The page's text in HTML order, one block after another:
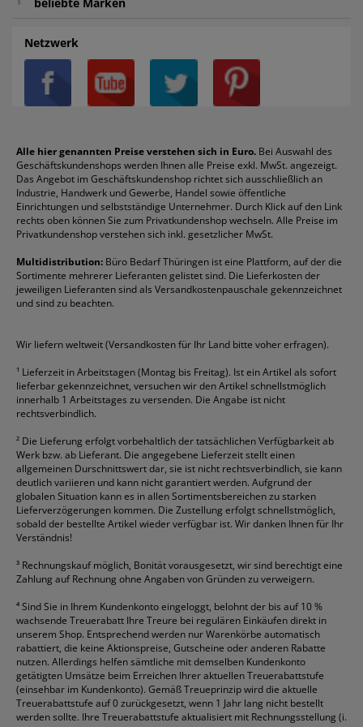
AGB
Datenschutz
Privatsphäre-Einstellungen
Über uns
Reklamation / Retouren
Vertrag widerrufen (Privatkunden)
Rabatte & Aktionen
Batterien
Bleistifte
Blöcke
Boardmarker
Briefumschläge
Druckerpatronen
Etiketten
Fineliner
Folienschreiber
Formulare
Gelschreiber
Geschäftsbücher
Heftstreifen
Kaffee
Klebeband
Klemmmappen
Kopierpapier
Korrekturmittel
Kugelschreiber
Mappen
Ordner
Packband
Permanentmarker
Radiergummis
Schnellhefter
Sichthüllen
Taschenrechner
Textmarker
Tintenroller
Tintenpatronen
Toilettenpapier
Toner
Versandmaterial
Versandtaschen
Alco
Avery/Zweckform
Canon
Durable
DYMO
Edding
Esselte
Faber-Castell
Fellowes
Franken
Fripa
HP
Leitz
Läufer
Melitta
Pentel
Pelikan
Pilot
Pritt
Schneider
Stabilo
Staedtler
alle Marken anzeigen
Netzwerk
Alle hier genannten Preise verstehen sich in Euro. Bei Auswahl des
Geschäftskundenshops werden Ihnen alle Preise exkl. MwSt. angezeigt.
Das Angebot im Geschäftskundenshop richtet sich ausschließlich an
Industrie, Handwerk und Gewerbe, Handel sowie öffentliche
Einrichtungen und selbstständige Unternehmer. Durch Klick auf den Link
rechts oben können Sie zum Privatkundenshop wechseln. Alle Preise im
Privatkundenshop verstehen sich inkl. gesetzlicher MwSt.
Multidistribution: Büro Bedarf Thüringen ist eine Plattform, auf der die
Sortimente mehrerer Lieferanten gelistet sind. Die Lieferkosten der
jeweiligen Lieferanten sind als Versandkostenpauschale gekennzeichnet
und sind zu beachten.
Wir liefern weltweit (Versandkosten für Ihr Land bitte voher erfragen).
¹ Lieferzeit in Arbeitstagen (Montag bis Freitag). Ist ein Artikel als sofort
lieferbar gekennzeichnet, versuchen wir den Artikel schnellstmöglich
innerhalb 1 Arbeitstages zu versenden. Die Angabe ist nicht
rechtsverbindlich.
² Die Lieferung erfolgt vorbehaltlich der tatsächlichen Verfügbarkeit ab
Werk bzw. ab Lieferant. Die angegebene Lieferzeit stellt einen
allgemeinen Durschnittswert dar, sie ist nicht rechtsverbindlich, sie kann
deutlich variieren und kann nicht garantiert werden. Aufgrund der
globalen Situation kann es in allen Sortimentsbereichen zu starken
Lieferverzögerungen kommen. Die Zustellung erfolgt schnellstmöglich,
sobald der bestellte Artikel wieder verfügbar ist. Wir danken Ihnen für Ihr
Verständnis!
³ Rechnungskauf möglich, Bonität vorausgesetzt, wir sind berechtigt eine
Zahlung auf Rechnung ohne Angaben von Gründen zu verweigern.
⁴Sind Sie in Ihrem Kundenkonto eingeloggt, belohnt der bis auf 10 %
wachsende Treuerabatt Ihre Treure bei regulären Einkäufen direkt in
unserem Shop. Entsprechend werden nur Warenkörbe automatisch
rabattiert, die keine Aktionspreise, Gutscheine oder anderen Rabatte
nutzen. Allerdings helfen sämtliche mit demselben Kundenkonto
getätigten Umsätze beim Erreichen Ihrer aktuellen Treuerabattstufe
(einsehbar im Kundenkonto). Gemäß Treueprinzip wird die aktuelle
Treuerabattstufe auf 0 zurückgesetzt, wenn 1 Jahr lang nicht bestellt
werden sollte. Ihre Treuerabattstufe aktualisiert mit Rechnungsstellung (i.